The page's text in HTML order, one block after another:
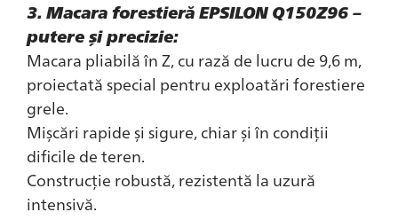
3. Macara forestieră EPSILON Q150Z96 –
putere și precizie:
Macara pliabilă în Z, cu rază de lucru de 9,6 m,
proiectată special pentru exploatări forestiere
grele.
Mișcări rapide și sigure, chiar și în condiții
dificile de teren.
Construcție robustă, rezistentă la uzură
intensivă.